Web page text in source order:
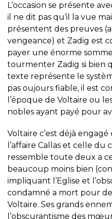
L’occasion se présente
il ne dit pas qu’il la vue
présentent des preuves
vengeance) et Zadig est
payer une énorme somme
tourmenter Zadig si bien
texte représente le
pas oujours fiable, il est
l’époque de Voltaire ou
nobles ayant payé pour
Voltaire c’est déjà engagé
l’affaire Callas et celle
ressemble toute deux a
beaucoup moins bien
impliquant l’Eglise et
condamné a mort pour
Voltaire. Ses grands
l’obscurantisme des